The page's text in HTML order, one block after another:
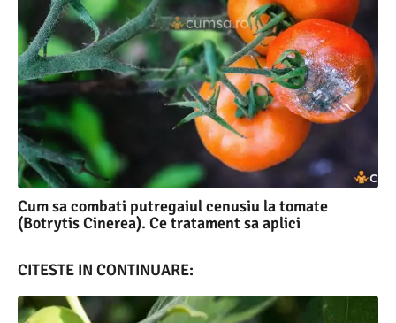
Cum sa combati putregaiul cenusiu la tomate
(Botrytis Cinerea). Ce tratament sa aplici
CITESTE IN CONTINUARE: